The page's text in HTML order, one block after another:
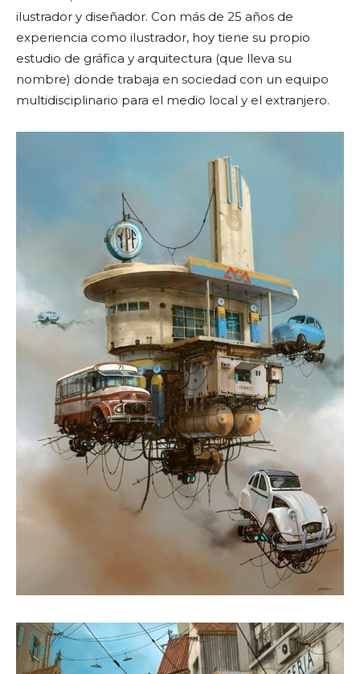
ilustrador y diseñador. Con más de 25 años de
experiencia como ilustrador, hoy tiene su propio
estudio de gráfica y arquitectura (que lleva su
nombre) donde trabaja en sociedad con un equipo
multidisciplinario para el medio local y el extranjero.